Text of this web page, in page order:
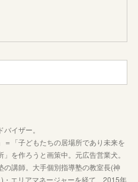
バイザー。
＝「子どもたちの居場所であり未来を
を作ろうと画策中。元広告営業犬。
の講師。大手個別指導塾の教室長(神
・エリアマネージャーを経て、2015年